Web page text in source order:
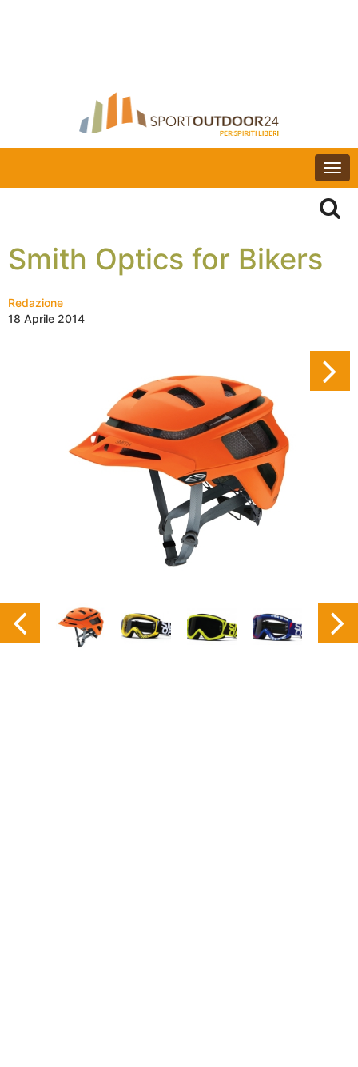
Smith Optics for Bikers
Redazione
18 Aprile 2014